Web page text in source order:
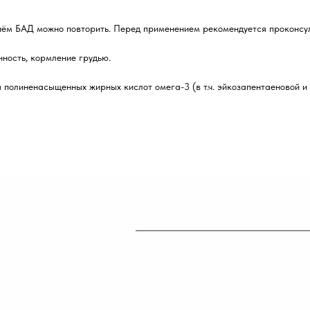
БАД можно повторить. Перед применением рекомендуется
кормление грудью.
жирных кислот омега-3 (в т.ч. эйкозапентаеновой и